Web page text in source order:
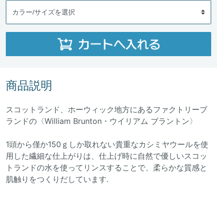
商品説明
スコットランド、ホーウィック地方にあるファクトリーブ
ランドの〈William Brunton・ウイリアム ブラントン〉
1頭から僅か150ｇしか取れない貴重なカシミヤウールを使
用した繊細な仕上がりは、仕上げ時に自然で優しいスコッ
トランドの水を使ってリンスすることで、柔らかな質感と
肌触りをつくりだしています.